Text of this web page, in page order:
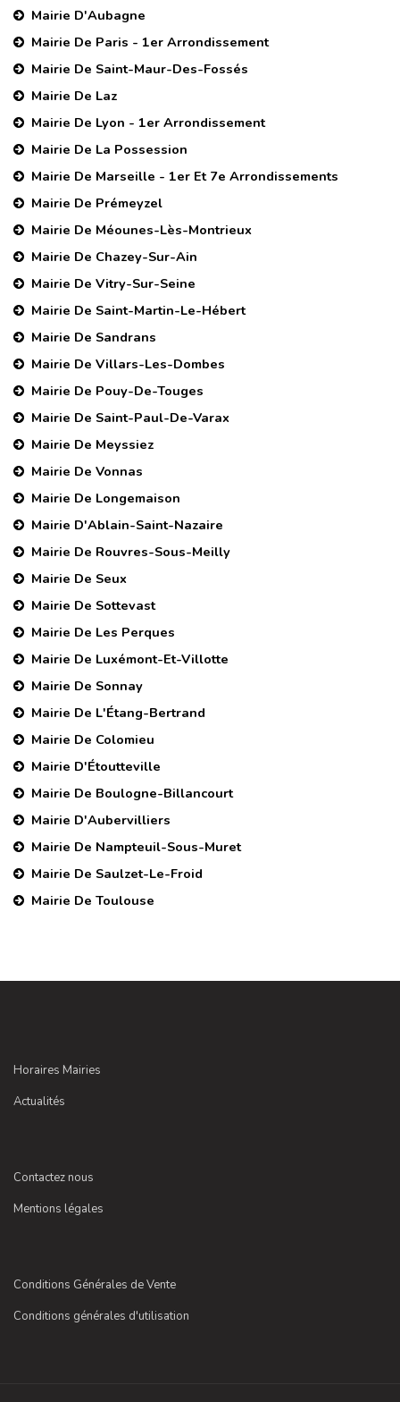
Mairie D'Aubagne
Mairie De Paris - 1er Arrondissement
Mairie De Saint-Maur-Des-Fossés
Mairie De Laz
Mairie De Lyon - 1er Arrondissement
Mairie De La Possession
Mairie De Marseille - 1er Et 7e Arrondissements
Mairie De Prémeyzel
Mairie De Méounes-Lès-Montrieux
Mairie De Chazey-Sur-Ain
Mairie De Vitry-Sur-Seine
Mairie De Saint-Martin-Le-Hébert
Mairie De Sandrans
Mairie De Villars-Les-Dombes
Mairie De Pouy-De-Touges
Mairie De Saint-Paul-De-Varax
Mairie De Meyssiez
Mairie De Vonnas
Mairie De Longemaison
Mairie D'Ablain-Saint-Nazaire
Mairie De Rouvres-Sous-Meilly
Mairie De Seux
Mairie De Sottevast
Mairie De Les Perques
Mairie De Luxémont-Et-Villotte
Mairie De Sonnay
Mairie De L'Étang-Bertrand
Mairie De Colomieu
Mairie D'Étoutteville
Mairie De Boulogne-Billancourt
Mairie D'Aubervilliers
Mairie De Nampteuil-Sous-Muret
Mairie De Saulzet-Le-Froid
Mairie De Toulouse
Horaires Mairies
Actualités
Contactez nous
Mentions légales
Conditions Générales de Vente
Conditions générales d'utilisation